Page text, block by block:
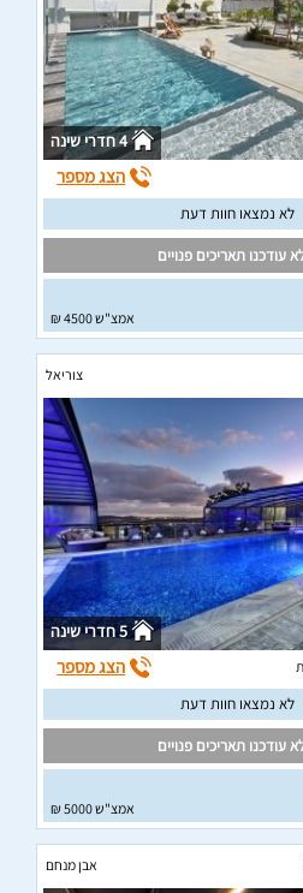
4 חדרי שינה
הצג מספר
לא נמצאו חוות דעת
עודכנו תאריכים פנויים
אמצ"ש 4500 ₪
צוריאל
5 חדרי שינה
הצג מספר
לא נמצאו חוות דעת
עודכנו תאריכים פנויים
אמצ"ש 5000 ₪
אבן מנחם